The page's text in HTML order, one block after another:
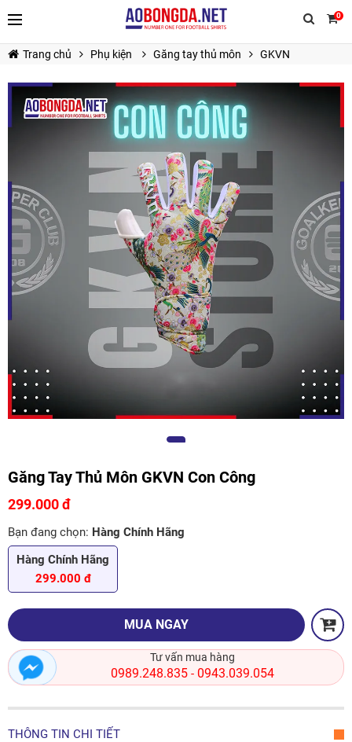
0
TIẾP TỤC MUA HÀNG
Trang chủ Phụ kiện Găng tay thủ môn GKVN
Găng Tay Thủ Môn GKVN Con Công
299.000 đ
Bạn đang chọn: Hàng Chính Hãng
Hàng Chính Hãng
299.000 đ
MUA NGAY
Tư vấn mua hàng
0989.248.835- 0943.039.054
THÔNG TIN CHI TIẾT